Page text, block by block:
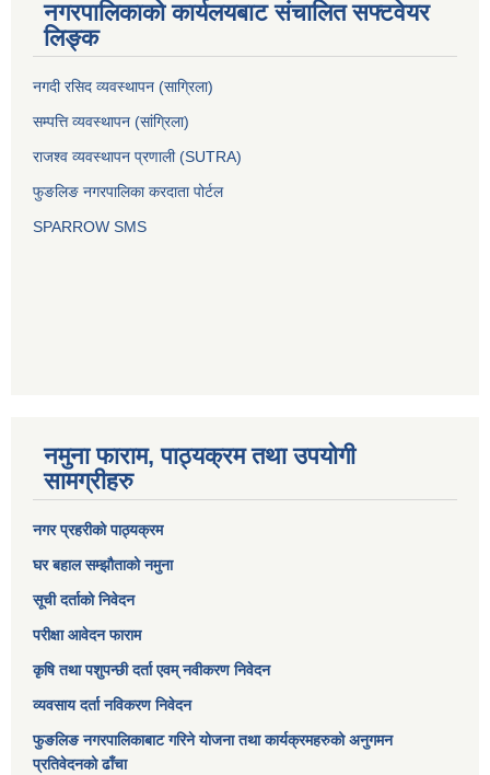
नगरपालिकाको कार्यलयबाट संचालित सफ्टवेयर
लिङ्क
नगदी रसिद व्यवस्थापन (साग्रिला)
सम्पत्ति व्यवस्थापन (सांग्रिला)
राजश्व व्यवस्थापन प्रणाली (SUTRA)
फुङलिङ नगरपालिका करदाता पोर्टल
SPARROW SMS
नमुना फाराम, पाठ्यक्रम तथा उपयोगी
सामग्रीहरु
नगर प्रहरीको पाठ्यक्रम
घर बहाल सम्झौताको नमुना
सूची दर्ताको निवेदन
परीक्षा आवेदन फाराम
कृषि तथा पशुपन्छी दर्ता एवम् नवीकरण निवेदन
व्यवसाय दर्ता नविकरण निवेदन
फुङलिङ नगरपालिकाबाट गरिने योजना तथा कार्यक्रमहरुको अनुगमन
प्रतिवेदनको ढाँचा